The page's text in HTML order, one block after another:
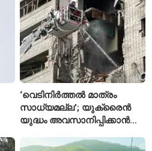
‘വെടിനിർത്തൽ മാത്രം
സാധ്യമല്ല’; യുക്രൈൻ
യുദ്ധം അവസാനിപ്പിക്കാൻ
റഷ്യ